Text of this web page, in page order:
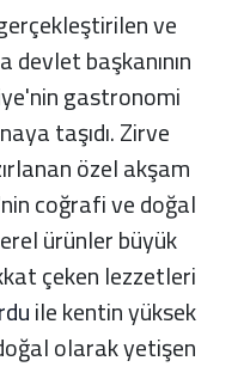
ve
devlet başkanının
gastronomi
taşıdı. Zirve
özel akşam
coğrafi ve doğal
ürünler büyük
çeken lezzetleri
ile kentin yüksek
olarak yetişen